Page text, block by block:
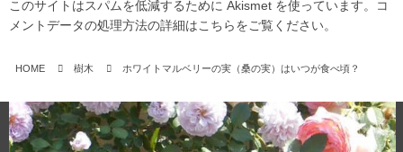
このサイトはスパムを低減するために Akismet を使っています。
コ
メントデータの処理方法の詳細はこちらをご覧ください。
HOME 樹木 ホワイトマルベリーの実（桑の実）はいつが食べ頃？